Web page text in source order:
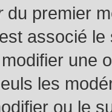
du premier
associé le
modifier une
les
ou le